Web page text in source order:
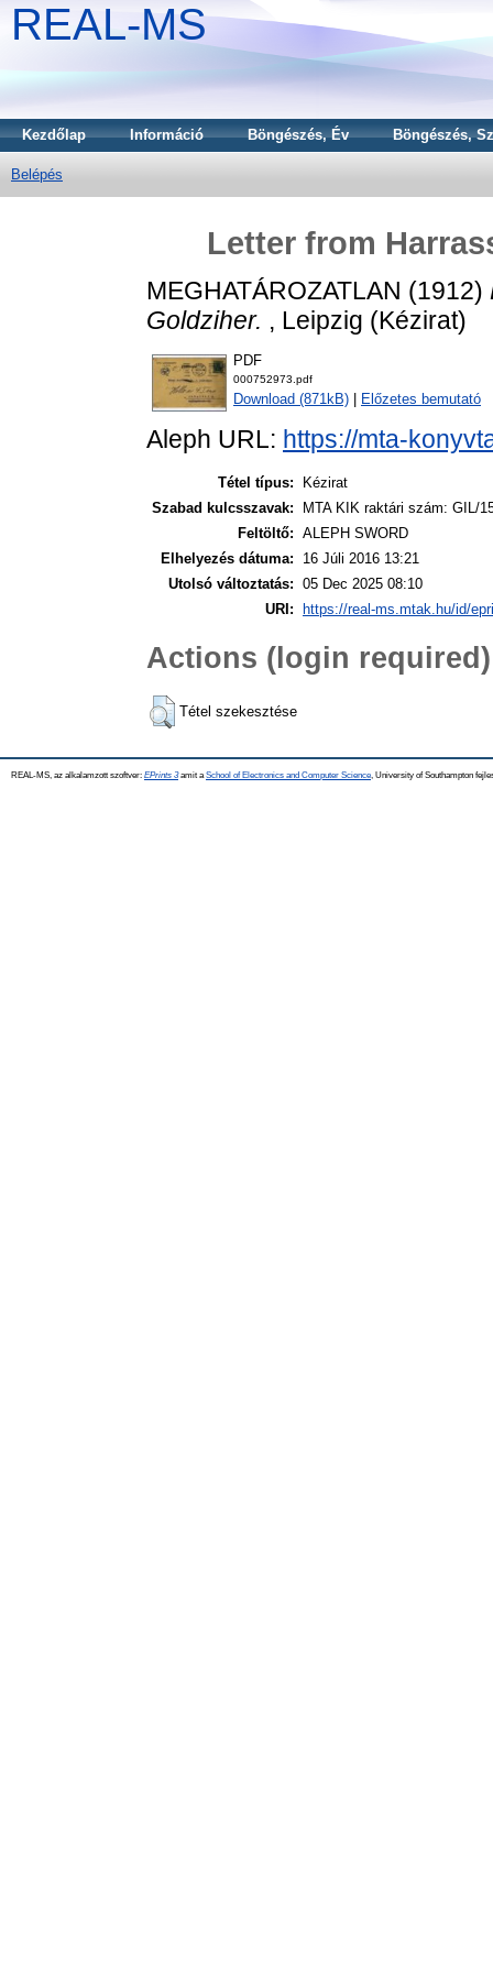
REAL-MS
Kezdőlap Információ Böngészés, Év Böngészés,
Belépés
Letter from
MEGHATÁROZATLAN (1912)
Goldziher. , Leipzig (Kézirat)
PDF
000752973.pdf
Download (871kB) Előzetes bemutató
Aleph URL: https://mta-
Tétel típus:
Kézirat
Szabad kulcsszavak:
MTA KIK raktári szám: GIL/
Feltöltő: ALEPH SWORD
Elhelyezés dátuma:
16 Júli 2016 13:21
Utolsó változtatás: 05 Dec 2025 08:10
URI:
https://real-ms.mtak.hu/id/
Actions (login required)
Tétel szekesztése
REAL-MS, az alkalamzott szoftver: EPrints 3amit a School of Electronics and Computer Science , University of Southampton